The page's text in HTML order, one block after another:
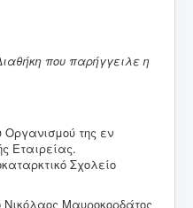
που παρήγγειλε η
Οργανισμού της εν
Εταιρείας.
Σχολείο
Μαυροκορδάτος